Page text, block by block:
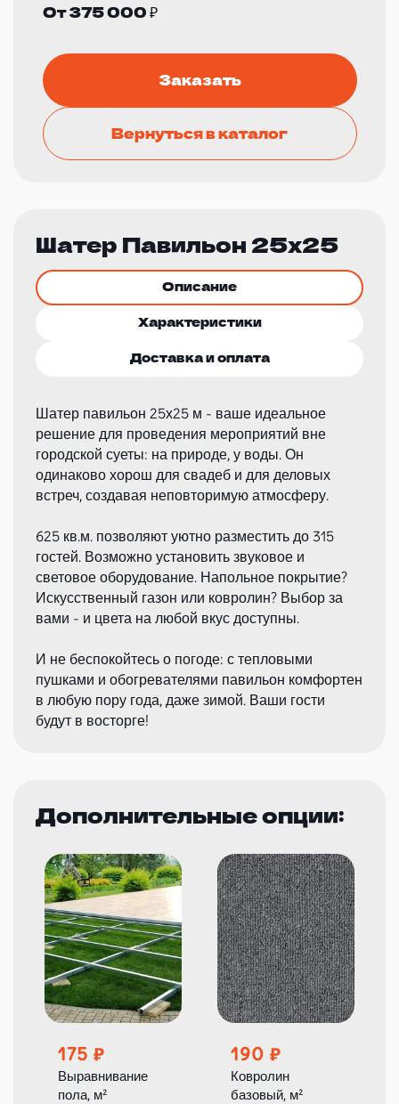
От 375 000 ₽
Заказать
Вернуться в каталог
Шатер Павильон 25х25
Описание
Характеристики
Доставка и оплата
Шатер павильон 25х25 м - ваше идеальное
решение для проведения мероприятий вне
городской суеты: на природе, у воды. Он
одинаково хорош для свадеб и для деловых
встреч, создавая неповторимую атмосферу.
625 кв.м. позволяют уютно разместить до 315
гостей. Возможно установить звуковое и
световое оборудование. Напольное покрытие?
Искусственный газон или ковролин? Выбор за
вами - и цвета на любой вкус доступны.
И не беспокойтесь о погоде: с тепловыми
пушками и обогревателями павильон комфортен
в любую пору года, даже зимой. Ваши гости
будут в восторге!
Дополнительные опции:
175
Выравнивание
пола, м²
190
Ковролин
базовый, м²